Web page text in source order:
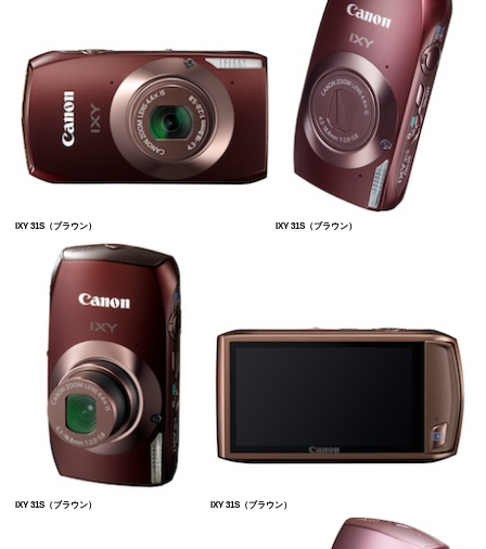
IXY 31S（ブラウン） IXY 31S（ブラウン）
IXY 31S（ブラウン） IXY 31S（ブラウン）